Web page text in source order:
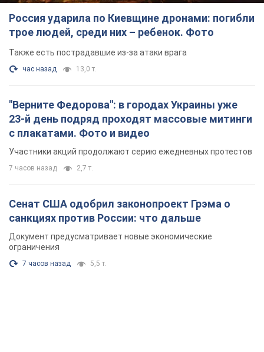
Россия ударила по Киевщине дронами: погибли
трое людей, среди них – ребенок. Фото
Также есть пострадавшие из-за атаки врага
час назад 13,0 т.
"Верните Федорова": в городах Украины уже
23-й день подряд проходят массовые митинги
с плакатами. Фото и видео
Участники акций продолжают серию ежедневных протестов
7 часов назад 2,7 т.
Сенат США одобрил законопроект Грэма о
санкциях против России: что дальше
Документ предусматривает новые экономические
ограничения
7 часов назад 5,5 т.